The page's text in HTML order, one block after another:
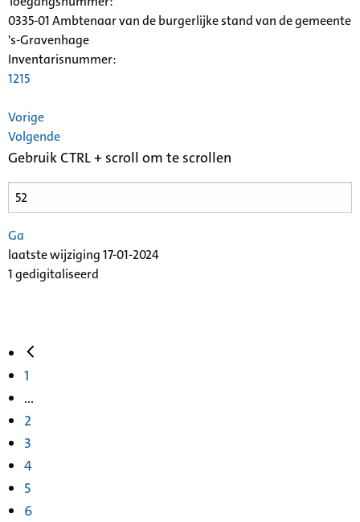
0335-01 Ambtenaar van de burgerlijke stand van de gemeente
's-Gravenhage
Inventarisnummer:
1215
Vorige
Volgende
Gebruik CTRL + scroll om te scrollen
Ga
laatste wijziging 17-01-2024
1 gedigitaliseerd
1
...
2
3
4
5
6